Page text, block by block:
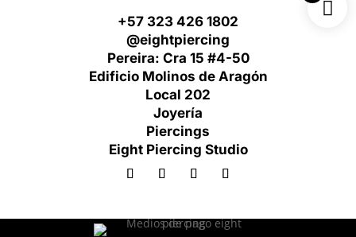
+57 323 426 1802
@eightpiercing
Pereira: Cra 15 #4-50
Edificio Molinos de Aragón
Local 202
Joyería
Piercings
Eight Piercing Studio